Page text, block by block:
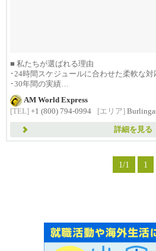
■ 私たちが選ばれる理由
･24時間スケジュールに合わせた柔軟な対
･30年間の実績
･1992年創...
AM World Express
[TEL] +1 (800) 794-0994 [エリア]
詳細を見る
1/1 1